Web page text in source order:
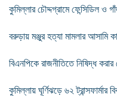
কুমিল্লার চৌদ্দগ্রামে ফেন্সিডিল ও
বরুড়ায় মঞ্জুর হত্যা মামলার আসামি
বিএনপিকে রাজনীতিতে নিষিদ্ধ
কুমিল্লায় ঘূর্ণিঝড়ে ৬২ ট্রান্সফার্মার